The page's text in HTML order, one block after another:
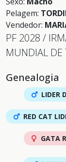
Pelagem:
Vendedor:
PF 2028 /
MUNDIAL DE
Genealogia
LIDER
RED CAT
GATA